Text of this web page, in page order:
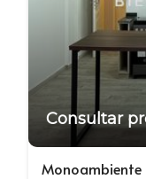
Consultar